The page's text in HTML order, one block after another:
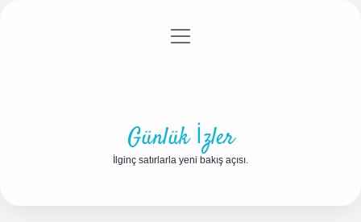
Gizlilik Politikası
menüyü
Günlük İzler
İlginç satırlarla yeni bakış açısı.